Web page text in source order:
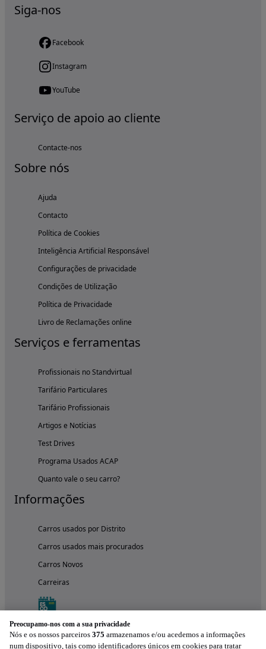
Siga-nos
Facebook
Instagram
YouTube
Serviço de apoio ao cliente
Contacte-nos
Sobre nós
Ajuda
Contacto
Política de Cookies
Inteligência Artificial Responsável
Configurações de privacidade
Condições de Utilização
Política de Privacidade
Livro de Reclamações online
Serviços e ferramentas
Profissionais no Standvirtual
Tarifário Particulares
Tarifário Profissionais
Artigos e Notícias
Test Drives
Programa Usados ACAP
Quanto vale o seu carro?
Informações
Carros usados por Distrito
Carros usados mais procurados
Carros Novos
Carreiras
Preocupamo-nos com a sua privacidade
Nós e os nossos parceiros 375 armazenamos e/ou acedemos a informações
num dispositivo, tais como identificadores únicos em cookies para tratar